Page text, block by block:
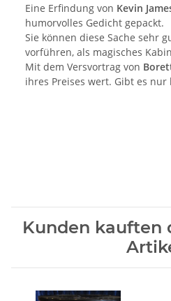
Eine Erfindung von Kevin
humorvolles Gedicht gepackt.
Sie können diese Sache sehr
vorführen, als magisches
Mit dem Versvortrag von
ihres Preises wert. Gibt es nur
Kunden kauften